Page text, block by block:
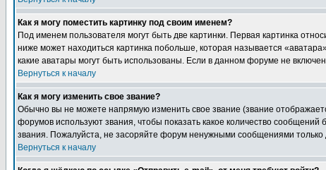
Как я могу поместить картинку под своим именем?
Под именем пользователя могут быть две картинки. Первая картинка
ниже может находиться картинка побольше, которая называется
какие аватары могут быть использованы. Если в данном форуме не
Вернуться к началу
Как я могу изменить свое звание?
Обычно вы не можете напрямую изменить свое звание (звание
форумов используют звания, чтобы показать какое количество
звания. Пожалуйста, не засоряйте форум ненужными сообщениями
Вернуться к началу